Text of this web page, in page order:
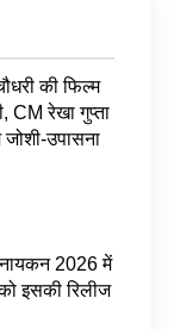
की फिल्म
CM रेखा गुप्ता
उपासना
2026 में
इसकी रिलीज